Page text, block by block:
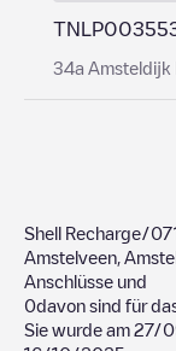
34a Amsteldijk
Shell Recharge/
Amstelveen
Anschlüsse und
0davon sind für
Sie wurde am 27/